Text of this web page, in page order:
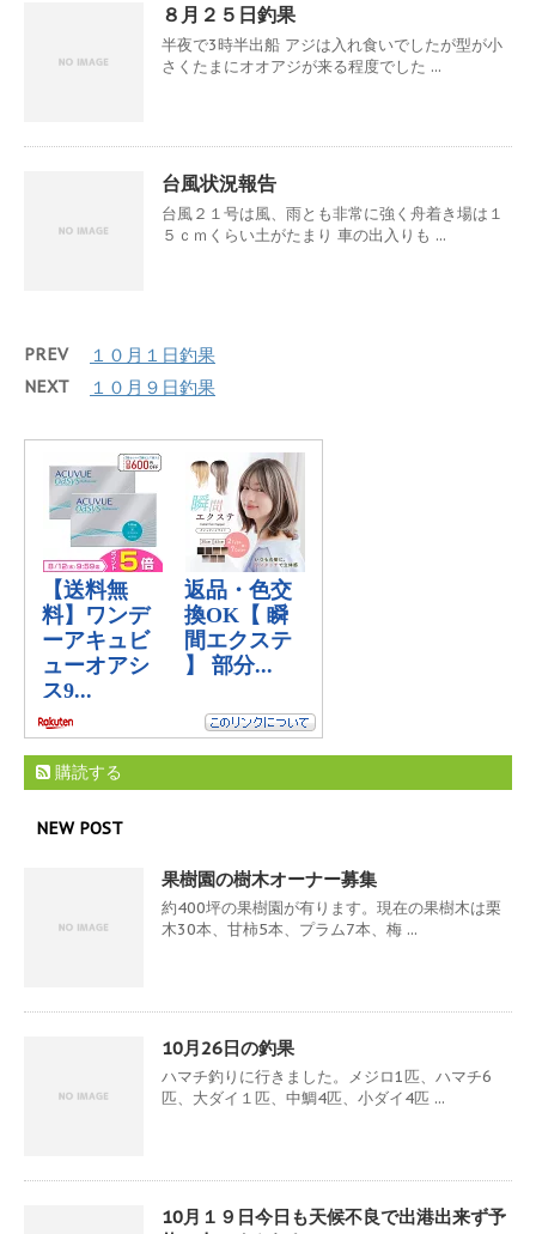
８月２５日釣果
半夜で3時半出船 アジは入れ食いでしたが型が小
さくたまにオオアジが来る程度でした ...
台風状況報告
台風２１号は風、雨とも非常に強く舟着き場は１
５ｃｍくらい土がたまり 車の出入りも ...
PREV １０月１日釣果
NEXT １０月９日釣果
購読する
NEW POST
果樹園の樹木オーナー募集
約400坪の果樹園が有ります。現在の果樹木は栗
木30本、甘柿5本、プラム7本、梅 ...
10月26日の釣果
ハマチ釣りに行きました。メジロ1匹、ハマチ6
匹、大ダイ１匹、中鯛4匹、小ダイ4匹 ...
10月１９日今日も天候不良で出港出来ず予